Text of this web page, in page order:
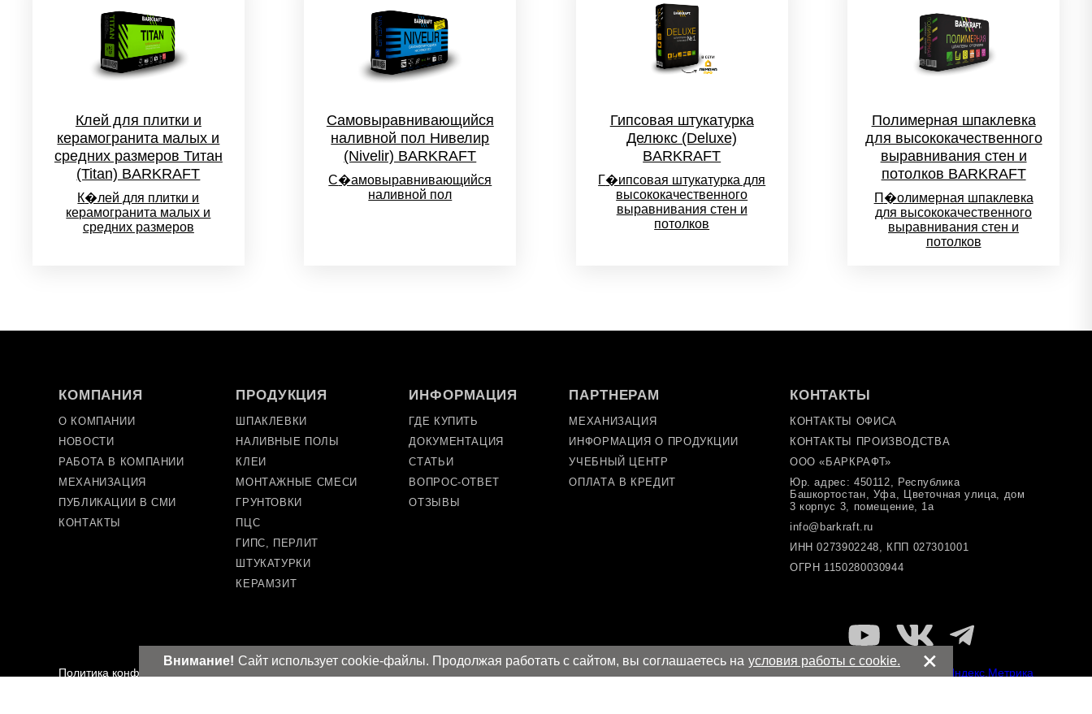
Клей для плитки и
керамогранита малых и
средних размеров Титан
(Titan) BARKRAFT
К�лей для плитки и
керамогранита малых и
средних размеров
Самовыравнивающийся
наливной пол Нивелир
(Nivelir) BARKRAFT
С�амовыравнивающийся
наливной пол
Гипсовая штукатурка
Делюкс (Deluxe)
BARKRAFT
Г�ипсовая штукатурка для
высококачественного
выравнивания стен и
потолков
Полимерная шпаклевка
для высококачественного
выравнивания стен и
потолков BARKRAFT
П �олимерная шпаклевка
для высококачественного
выравнивания стен и
потолков
КОМПАНИЯ
О КОМПАНИИ
НОВОСТИ
РАБОТА В КОМПАНИИ
МЕХАНИЗАЦИЯ
ПУБЛИКАЦИИ В СМИ
КОНТАКТЫ
ПРОДУКЦИЯ
ШПАКЛЕВКИ
НАЛИВНЫЕ ПОЛЫ
КЛЕИ
МОНТАЖНЫЕ СМЕСИ
ГРУНТОВКИ
ПЦС
ГИПС, ПЕРЛИТ
ШТУКАТУРКИ
КЕРАМЗИТ
ИНФОРМАЦИЯ
ГДЕ КУПИТЬ
ДОКУМЕНТАЦИЯ
СТАТЬИ
ВОПРОС-ОТВЕТ
ОТЗЫВЫ
ПАРТНЕРАМ
МЕХАНИЗАЦИЯ
ИНФОРМАЦИЯ О ПРОДУКЦИИ
УЧЕБНЫЙ ЦЕНТР
ОПЛАТА В КРЕДИТ
КОНТАКТЫ
КОНТАКТЫ ОФИСА
КОНТАКТЫ ПРОИЗВОДСТВА
ООО «БАРКРАФТ»
Юр. адрес: 450112, Республика
Башкортостан, Уфа, Цветочная улица, дом
3 корпус 3, помещение, 1а
info@barkraft.ru
ИНН 0273902248, КПП 027301001
ОГРН 1150280030944
Политика конфиденциальности
Внимание! Сайт использует cookie-файлы. Продолжая работать с сайтом, вы соглашаетесь на условия работы с cookie. +